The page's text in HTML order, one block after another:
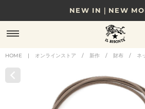
NEW IN｜NEW
8/17(月)10時まで｜税込11,000
贈る相手やシーンから選べる、新
HOME | オンラインストア / 新作 / 財布 / ネ